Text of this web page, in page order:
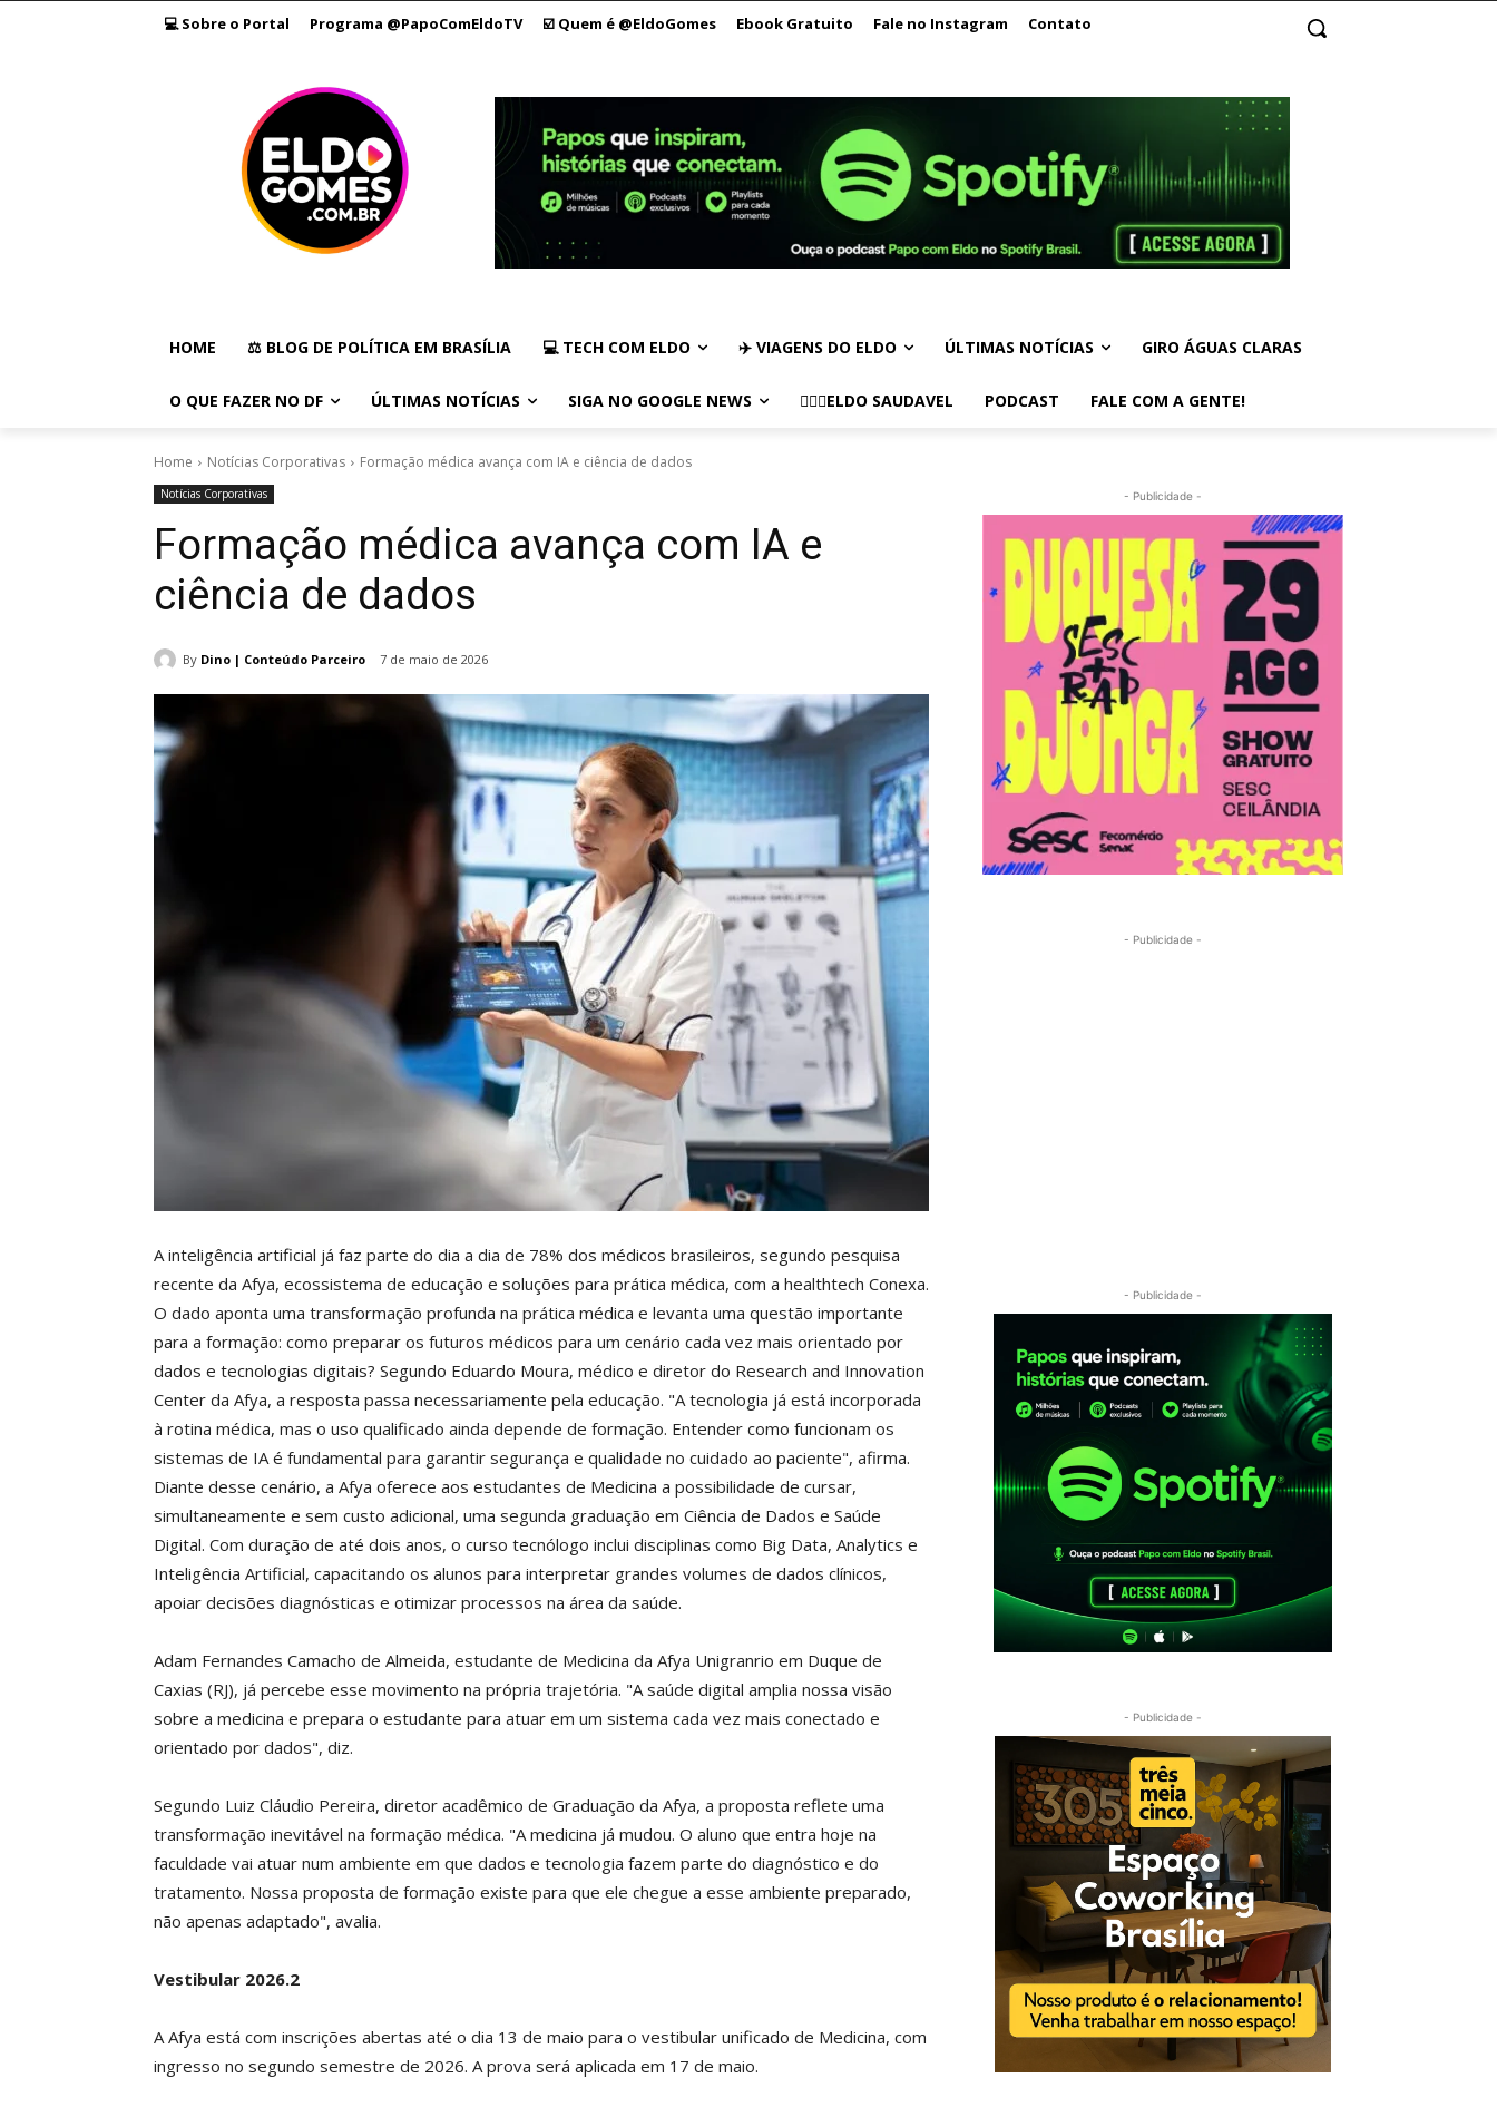
💻 Sobre o Portal Programa @PapoComEldoTV ☑️ Quem é @EldoGomes Ebook Gratuito Fale no Instagram Contato
HOME ⚖️ BLOG DE POLÍTICA EM BRASÍLIA 💻 TECH COM ELDO ✈️ VIAGENS DO ELDO ÚLTIMAS NOTÍCIAS GIRO ÁGUAS CLARAS
O QUE FAZER NO DF ÚLTIMAS NOTÍCIAS SIGA NO GOOGLE NEWS 🏃🏻‍♂️ELDO SAUDAVEL PODCAST FALE COM A GENTE!
Home Notícias Corporativas Formação médica avança com IA e ciência de dados
Notícias Corporativas
Formação médica avança com IA e
ciência de dados
By Dino | Conteúdo Parceiro 7 de maio de 2026
A inteligência artificial já faz parte do dia a dia de 78% dos médicos brasileiros, segundo pesquisa
recente da Afya, ecossistema de educação e soluções para prática médica, com a healthtech Conexa.
O dado aponta uma transformação profunda na prática médica e levanta uma questão importante
para a formação: como preparar os futuros médicos para um cenário cada vez mais orientado por
dados e tecnologias digitais? Segundo Eduardo Moura, médico e diretor do Research and Innovation
Center da Afya, a resposta passa necessariamente pela educação. "A tecnologia já está incorporada
à rotina médica, mas o uso qualificado ainda depende de formação. Entender como funcionam os
sistemas de IA é fundamental para garantir segurança e qualidade no cuidado ao paciente", afirma.
Diante desse cenário, a Afya oferece aos estudantes de Medicina a possibilidade de cursar,
simultaneamente e sem custo adicional, uma segunda graduação em Ciência de Dados e Saúde
Digital. Com duração de até dois anos, o curso tecnólogo inclui disciplinas como Big Data, Analytics e
Inteligência Artificial, capacitando os alunos para interpretar grandes volumes de dados clínicos,
apoiar decisões diagnósticas e otimizar processos na área da saúde.
Adam Fernandes Camacho de Almeida, estudante de Medicina da Afya Unigranrio em Duque de
Caxias (RJ), já percebe esse movimento na própria trajetória. "A saúde digital amplia nossa visão
sobre a medicina e prepara o estudante para atuar em um sistema cada vez mais conectado e
orientado por dados", diz.
Segundo Luiz Cláudio Pereira, diretor acadêmico de Graduação da Afya, a proposta reflete uma
transformação inevitável na formação médica. "A medicina já mudou. O aluno que entra hoje na
faculdade vai atuar num ambiente em que dados e tecnologia fazem parte do diagnóstico e do
tratamento. Nossa proposta de formação existe para que ele chegue a esse ambiente preparado,
não apenas adaptado", avalia.
Vestibular 2026.2
A Afya está com inscrições abertas até o dia 13 de maio para o vestibular unificado de Medicina, com
ingresso no segundo semestre de 2026. A prova será aplicada em 17 de maio.
- Publicidade -
- Publicidade -
- Publicidade -
- Publicidade -